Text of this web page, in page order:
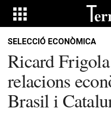
SELECCIÓ ECONÒMICA
Ricard
relacions
Brasil i